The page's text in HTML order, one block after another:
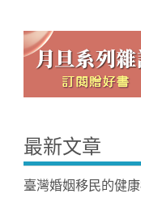
最新文章
臺灣婚姻移民的健